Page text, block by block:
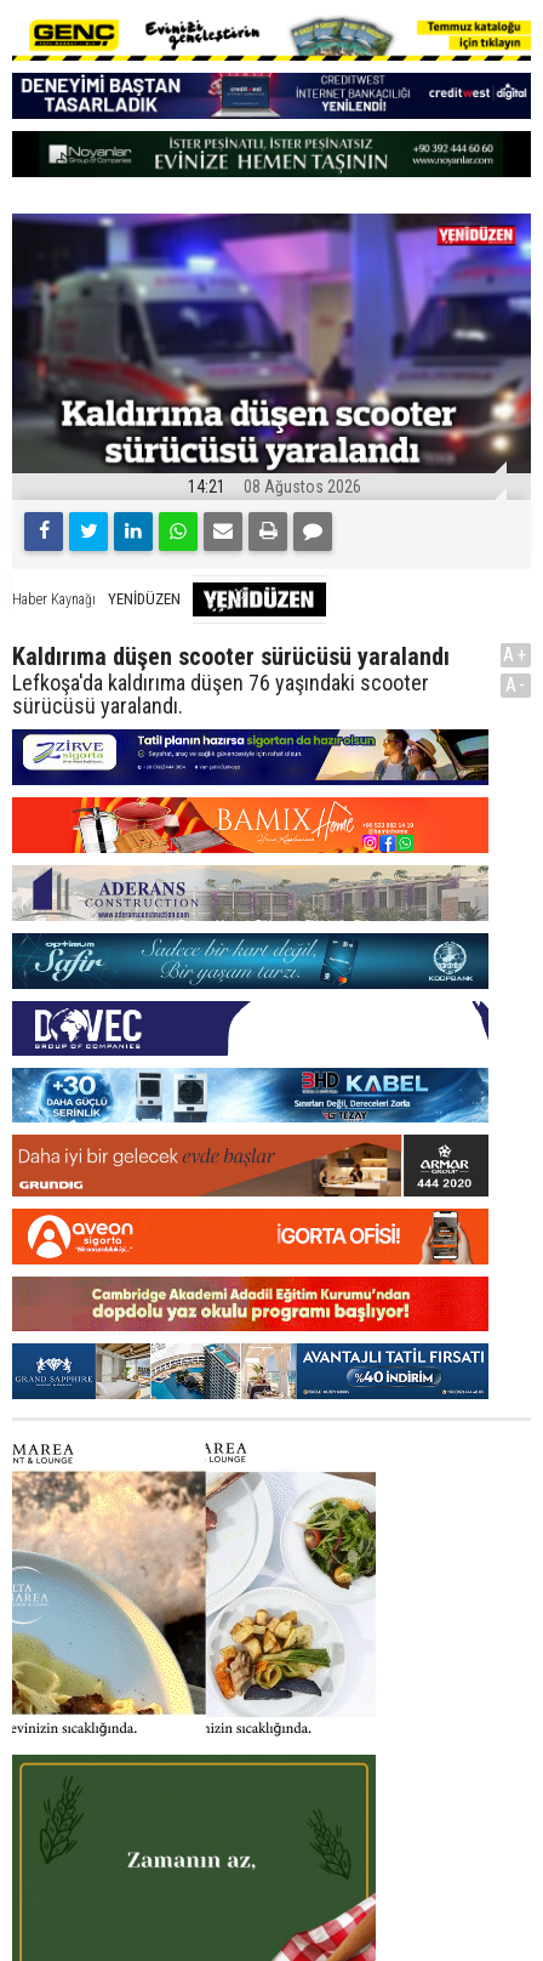
14:21 08 Ağustos 2026
Haber Kaynağı YENİDÜZEN
Kaldırıma düşen scooter sürücüsü yaralandı
Lefkoşa'da kaldırıma düşen 76 yaşındaki scooter
sürücüsü yaralandı.
A+
A-